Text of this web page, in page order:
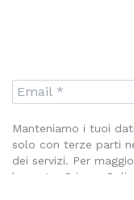
Manteniamo i tuoi
solo con terze parti
dei servizi. Per
la nostra Privacy Policy.